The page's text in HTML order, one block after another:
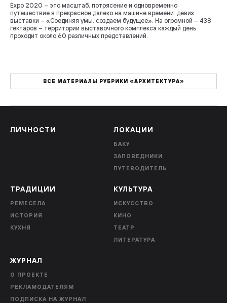
Expo 2020 – это масштаб, потрясение и одновременно
путешествие в прекрасное далеко на машине времени: девиз
выставки – «Соединяя умы, создаем будущее». На огромной – 438
гектаров – территории выставочного комплекса каждый день
проходит около 60 различных представлений.
ВСЕ МАТЕРИАЛЫ РУБРИКИ «АРХИТЕКТУРА»
ЛИЧНОСТИ ЛОКАЦИИ
БАКУ
ЗАПОВЕДНИКИ
ПУТЕВОДИТЕЛЬ
ТРАДИЦИИ
РЕМЕСЕЛА
ИСТОРИЯ
КУХНЯ
КУЛЬТУРА
ИСКУССТВО
КИНО
ТЕАТР
ЛИТЕРАТУРА
ЖУРНАЛ
О ПРОЕКТЕ
РЕКЛАМОДАТЕЛЯМ
ПОДПИСКА НА ЖУРНАЛ